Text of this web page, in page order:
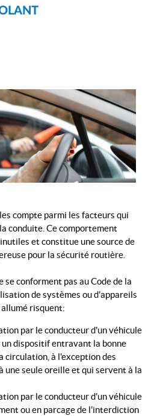
compte parmi les facteurs qui
conduite. Ce comportement
et constitue une source de
pour la sécurité routière.
se conforment pas au Code de la
de systèmes ou d'appareils
risquent:
par le conducteur d'un véhicule
dispositif entravant la bonne
circulation, à l'exception des
une seule oreille et qui servent à la
par le conducteur d'un véhicule
ou en parcage de l'interdiction